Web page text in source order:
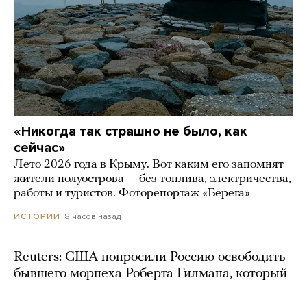
«Никогда так страшно не было, как
сейчас»
Лето 2026 года в Крыму. Вот каким его запомнят
жители полуострова — без топлива, электричества,
работы и туристов. Фоторепортаж «Берега»
ИСТОРИИ 8 часов назад
Reuters: США попросили Россию освободить
бывшего морпеха Роберта Гилмана, который